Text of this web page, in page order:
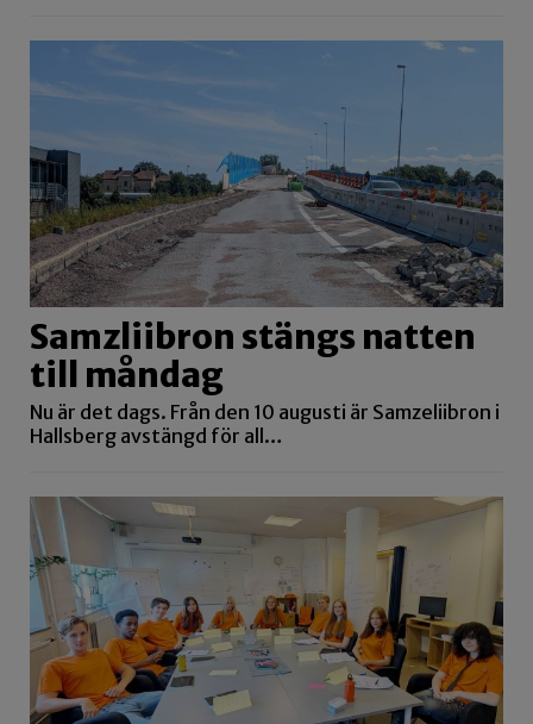
Samzliibron stängs natten
till måndag
Nu är det dags. Från den 10 augusti är Samzeliibron i
Hallsberg avstängd för all…